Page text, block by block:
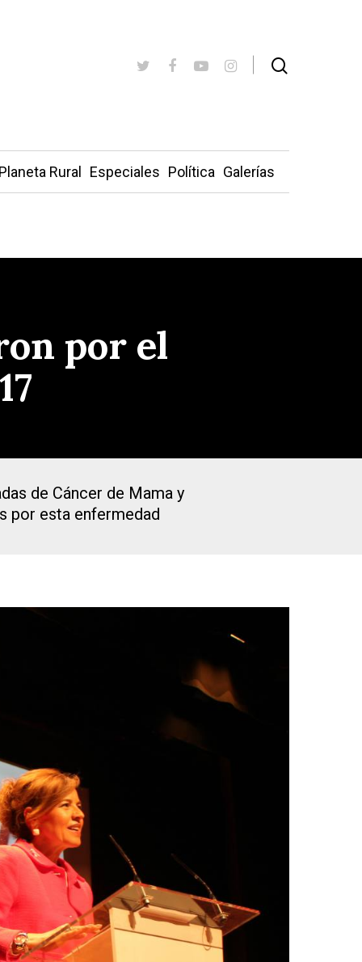
Planeta Rural Especiales Política Galerías
por el
de Cáncer de Mama y
por esta enfermedad